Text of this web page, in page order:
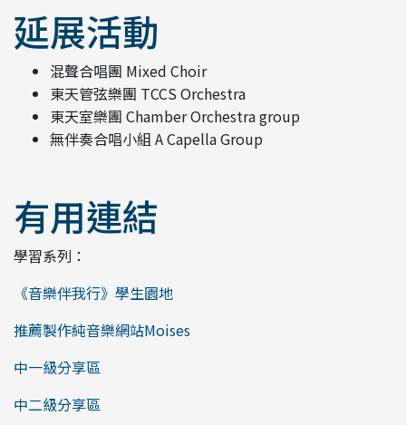
延展活動
混聲合唱團 Mixed Choir
東天管弦樂團 TCCS Orchestra
東天室樂團 Chamber Orchestra group
無伴奏合唱小組 A Capella Group
有用連結
學習系列：
《音樂伴我行》學生園地
推薦製作純音樂網站Moises
中一級分享區
中二級分享區